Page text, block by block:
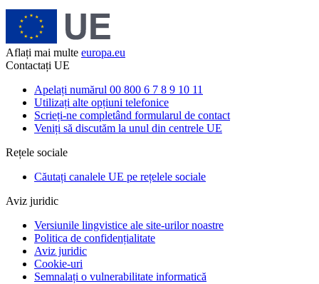
Aflați mai multe europa.eu
Contactați UE
Apelați numărul 00 800 6 7 8 9 10 11
Utilizați alte opțiuni telefonice
Scrieți-ne completând formularul de contact
Veniți să discutăm la unul din centrele UE
Rețele sociale
Căutați canalele UE pe rețelele sociale
Aviz juridic
Versiunile lingvistice ale site-urilor noastre
Politica de confidențialitate
Aviz juridic
Cookie-uri
Semnalați o vulnerabilitate informatică